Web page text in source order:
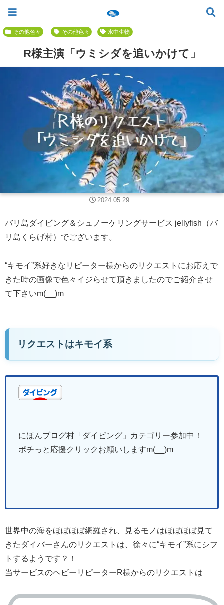
バリ島でいちばん優しい初心者専門 ≫
その他色々 その他色々 水中生物
R様主演「ウミシダを追いかけて」
2024.05.29
バリ島ダイビング＆シュノーケリングサービス jellyfish（バ
リ島くらげ村）でございます。
“キモイ”系好きなリピーター様からのリクエストにお応えで
きた時の画像で色々イジらせて頂きましたのでご紹介させ
て下さいm(__)m
リクエストはキモイ系
にほんブログ村「ダイビング 」
カテゴリー参加中！
ポチっと応援クリックお願いしますm(__)m
世界中の海をほぼほぼ網羅され、見るモノはほぼほぼ見て
きたダイバーさんのリクエストは、徐々に“キモイ”系にシフ
トするようです？！
当サービスのヘビーリピーターR様からのリクエストは